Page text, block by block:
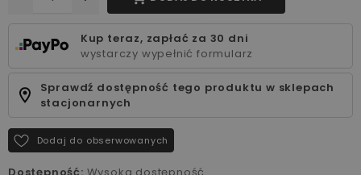
Kup teraz, zapłać za 30 dni
wystarczy wypełnić formularz
Sprawdź dostępność tego produktu w sklepach
stacjonarnych
Dodaj do obserwowanych